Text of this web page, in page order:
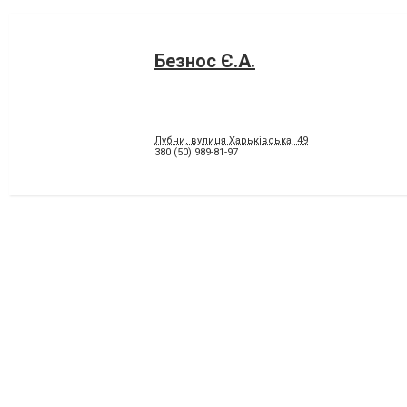
Безнос Є.А.
Лубни, вулиця Харьківська, 49
380 (50) 989-81-97